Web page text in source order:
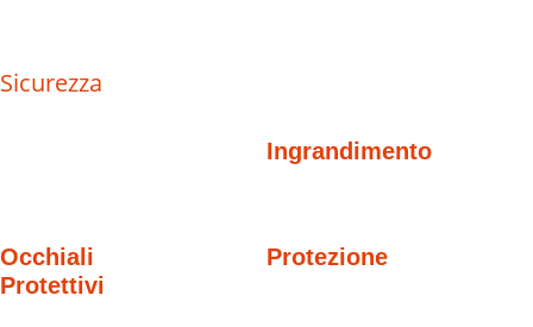
Sicurezza
Ingrandimento
Occhiali
Protettivi
Protezione